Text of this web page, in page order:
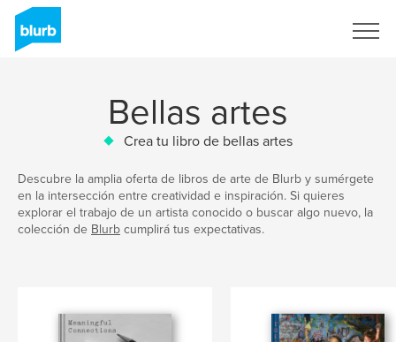
Bellas artes
Crea tu libro de bellas artes
Descubre la amplia oferta de libros de arte de Blurb y sumérgete
en la intersección entre creatividad e inspiración. Si quieres
explorar el trabajo de un artista conocido o buscar algo nuevo, la
colección de Blurb cumplirá tus expectativas.